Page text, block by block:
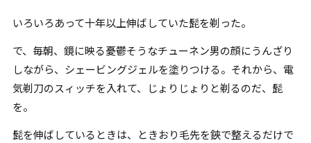
いろいろあって十年以上伸ばしていた髭を剃った。
で、毎朝、鏡に映る憂鬱そうなチューネン男の顔にうんざり
しながら、シェービングジェルを塗りつける。それから、電
気剃刀のスィッチを入れて、じょりじょりと剃るのだ、髭
を。
髭を伸ばしているときは、ときおり毛先を鋏で整えるだけで